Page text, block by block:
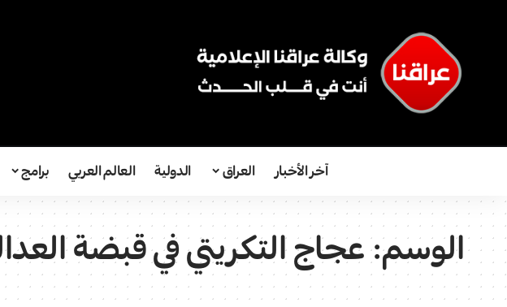
آخر الأخبار العراق الدولية العالم العربي برامج
الوسم:عجاج التكريتي في قبضة